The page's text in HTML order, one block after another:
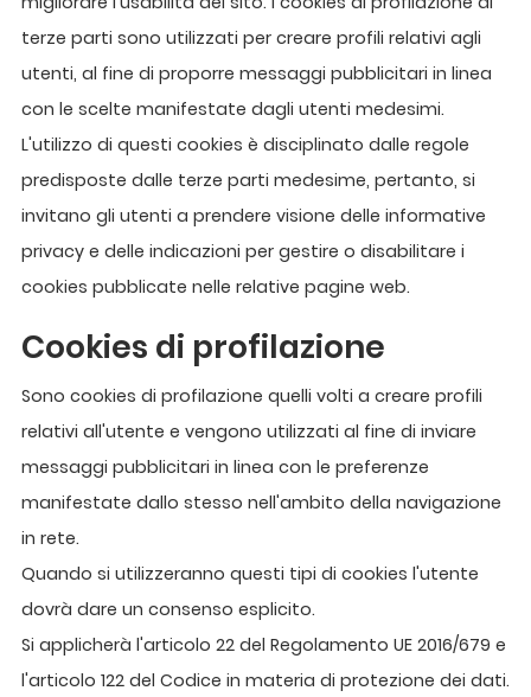
terze parti sono utilizzati per creare profili relativi agli
utenti, al fine di proporre messaggi pubblicitari in linea
con le scelte manifestate dagli utenti medesimi.
L'utilizzo di questi cookies è disciplinato dalle regole
predisposte dalle terze parti medesime, pertanto, si
invitano gli utenti a prendere visione delle informative
privacy e delle indicazioni per gestire o disabilitare i
cookies pubblicate nelle relative pagine web.
Cookies di profilazione
Sono cookies di profilazione quelli volti a creare profili
relativi all'utente e vengono utilizzati al fine di inviare
messaggi pubblicitari in linea con le preferenze
manifestate dallo stesso nell'ambito della navigazione
in rete.
Quando si utilizzeranno questi tipi di cookies l'utente
dovrà dare un consenso esplicito.
Si applicherà l'articolo 22 del Regolamento UE 2016/679 e
l'articolo 122 del Codice in materia di protezione dei dati.